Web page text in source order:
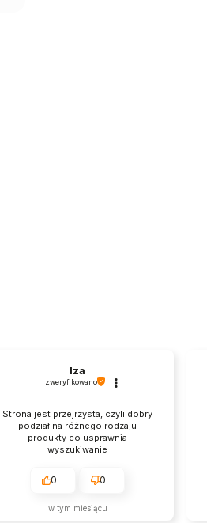
Iza
zweryfikowano
Strona jest przejrzysta, czyli dobry
podział na różnego rodzaju
produkty co usprawnia
wyszukiwanie
0 0
w tym miesiącu